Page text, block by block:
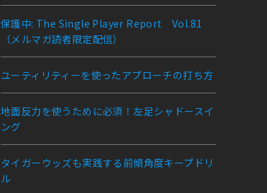
保護中: The Single Player Report Vol.81
（メルマガ読者限定配信）
ユーティリティーを使ったアプローチの打ち方
地面反力を使うために必須！左足シャドースイ
ング
タイガーウッズも実践する前傾角度キープドリ
ル